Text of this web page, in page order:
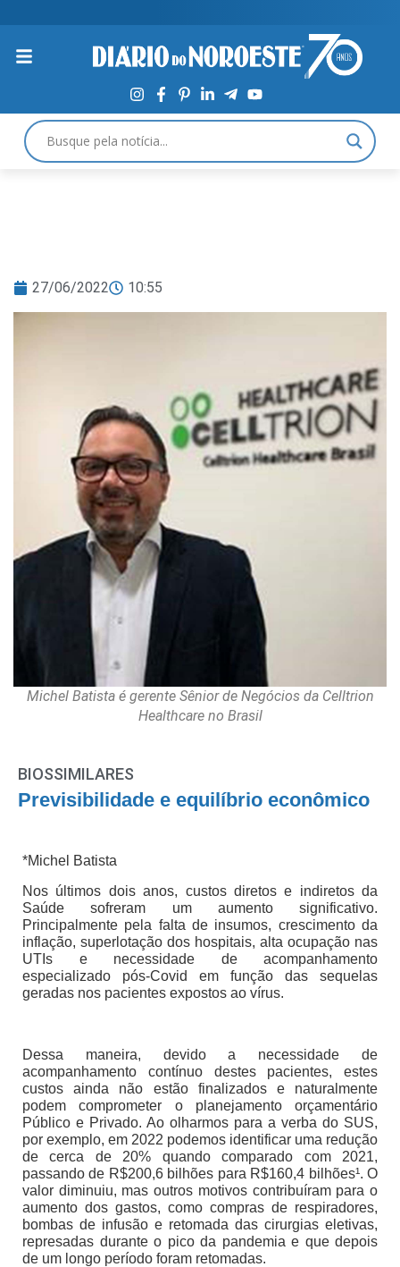
27/06/2022 10:55
Michel Batista é gerente Sênior de Negócios da Celltrion
Healthcare no Brasil
BIOSSIMILARES
Previsibilidade e equilíbrio econômico
*Michel Batista
Nos últimos dois anos, custos diretos e indiretos da
Saúde sofreram um aumento significativo.
Principalmente pela falta de insumos, crescimento da
inflação, superlotação dos hospitais, alta ocupação nas
UTIs e necessidade de acompanhamento
especializado pós-Covid em função das sequelas
geradas nos pacientes expostos ao vírus.
Dessa maneira, devido a necessidade de
acompanhamento contínuo destes pacientes, estes
custos ainda não estão finalizados e naturalmente
podem comprometer o planejamento orçamentário
Público e Privado. Ao olharmos para a verba do SUS,
por exemplo, em 2022 podemos identificar uma redução
de cerca de 20% quando comparado com 2021,
passando de R$200,6 bilhões para R$160,4 bilhões¹. O
valor diminuiu, mas outros motivos contribuíram para o
aumento dos gastos, como compras de respiradores,
bombas de infusão e retomada das cirurgias eletivas,
represadas durante o pico da pandemia e que depois
de um longo período foram retomadas.